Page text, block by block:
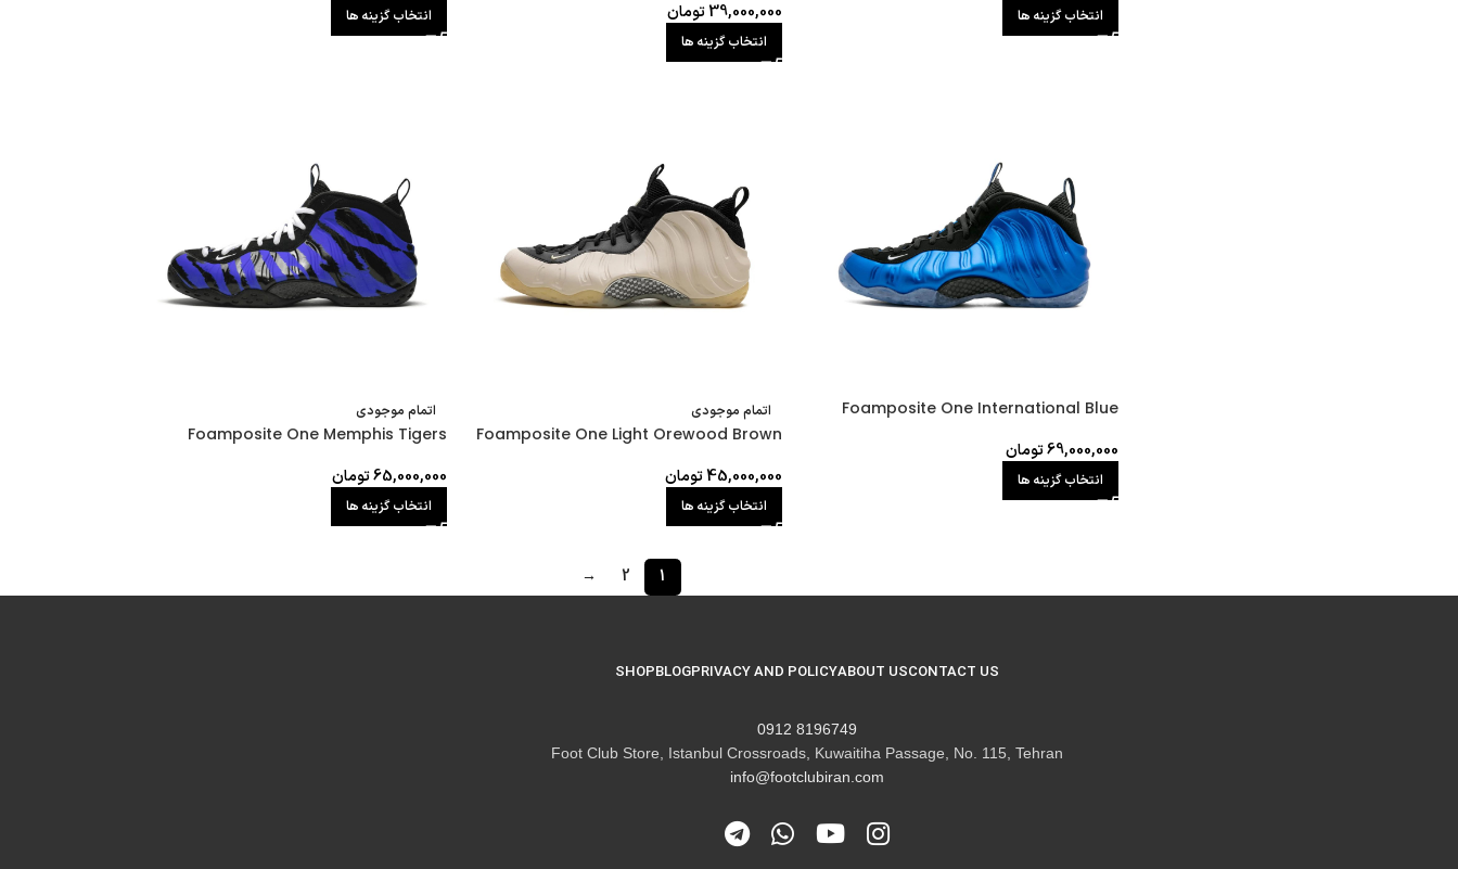
انتخاب گزینه ها 39,000,000تومان
انتخاب گزینه ها
انتخاب گزینه ها
Foamposite One International Blue
69,000,000تومان
انتخاب گزینه ها
اتمام موجودی
Foamposite One Light Orewood Brown
45,000,000تومان
انتخاب گزینه ها
اتمام موجودی
Foamposite One Memphis Tigers
65,000,000تومان
انتخاب گزینه ها
1
2
→
CONTACT US
ABOUT US
PRIVACY AND POLICY
BLOG
SHOP
8196749 0912
Foot Club Store, Istanbul Crossroads, Kuwaitiha Passage, No. 115, Tehran
info@footclubiran.com